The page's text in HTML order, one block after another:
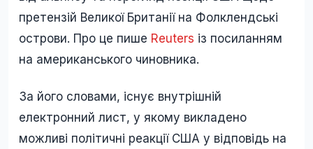
претензій Великої Британії на Фолклендські
острови. Про це пише Reuters із посиланням
на американського чиновника.
За його словами, існує внутрішній
електронний лист, у якому викладено
можливі політичні реакції США у відповідь на